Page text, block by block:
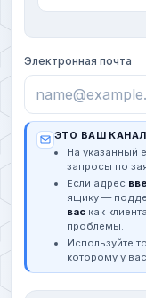
Электронная почта
ЭТО ВАШ
На указанный
запросы по
Если адрес
ящику —
вас как
проблемы.
Используйте
которому у